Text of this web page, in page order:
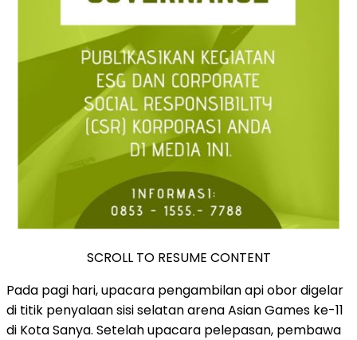
SCROLL TO RESUME CONTENT
Pada pagi hari, upacara pengambilan api obor digelar
di titik penyalaan sisi selatan arena Asian Games ke-11
di Kota Sanya. Setelah upacara pelepasan, pembawa